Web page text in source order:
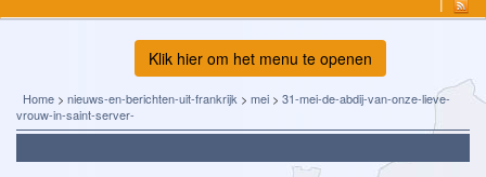
Klik hier om het menu te openen
Home > nieuws-en-berichten-uit-frankrijk > mei > 31-mei-de-abdij-van-onze-lieve-
vrouw-in-saint-server-